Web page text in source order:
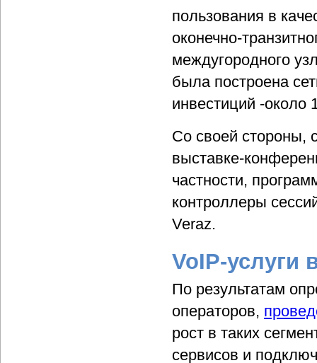
пользования в
оконечно-
междугородного
была построена
инвестиций -около
Со своей стороны,
выставке-
частности,
контроллеры
Veraz.
VoIP-услуги
По результатам
операторов,
рост в таких
сервисов и